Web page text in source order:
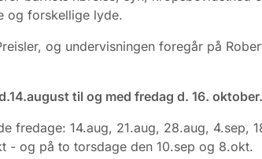
og forskellige lyde.
og undervisningen foregår på
til og med fredag d. 16. oktober.
fredage: 14.aug, 21.aug, 28.aug, 4.sep,
- og på to torsdage den 10.sep og 8.okt.